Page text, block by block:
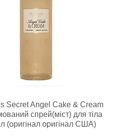
Secret Angel Cake & Cream
спрей(міст) для тіла
(оригінал оригінал США)